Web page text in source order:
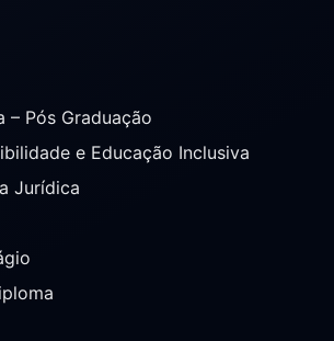
– Pós Graduação
e Educação Inclusiva
Jurídica